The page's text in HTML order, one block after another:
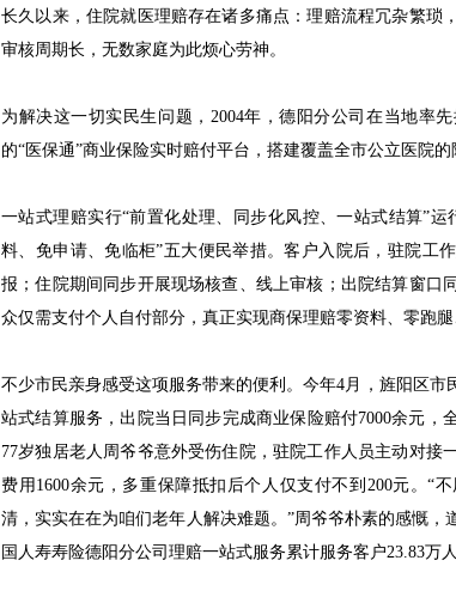
长久以来，住院就医理赔存在诸多痛点：理赔流程冗杂繁琐
审核周期长，无数家庭为此烦心劳神。
为解决这一切实民生问题，2004年，德阳分公司在当地率
的“医保通”商业保险实时赔付平台，搭建覆盖全市公立医院的
一站式理赔实行“前置化处理、同步化风控、一站式结算”
料、免申请、免临柜”五大便民举措。客户入院后，驻院工
报；住院期间同步开展现场核查、线上审核；出院结算窗口
众仅需支付个人自付部分，真正实现商保理赔零资料、零跑腿
不少市民亲身感受这项服务带来的便利。今年4月，旌阳区市
站式结算服务，出院当日同步完成商业保险赔付7000余元，
77岁独居老人周爷爷意外受伤住院，驻院工作人员主动对接
费用1600余元，多重保障抵扣后个人仅支付不到200元。“
清，实实在在为咱们老年人解决难题。”周爷爷朴素的感慨，
国人寿寿险德阳分公司理赔一站式服务累计服务客户23.83万